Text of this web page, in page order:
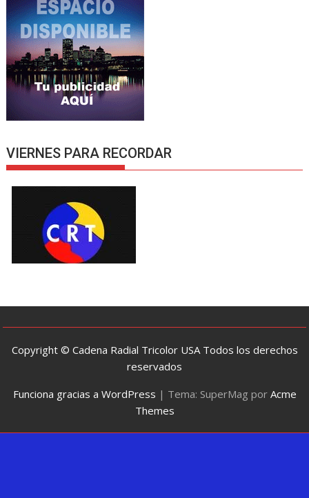
VIERNES PARA RECORDAR
Copyright © Cadena Radial Tricolor USA Todos los derechos
reservados
Funciona gracias a WordPress | Tema: SuperMag por Acme
Themes